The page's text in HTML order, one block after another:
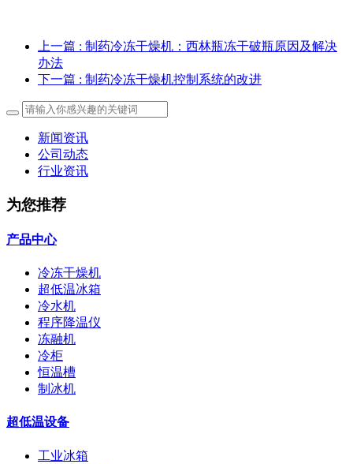
上一篇 : 制药冷冻干燥机：西林瓶冻干破瓶原因及解决
办法
下一篇 : 制药冷冻干燥机控制系统的改进
新闻资讯
公司动态
行业资讯
为您推荐
产品中心
冷冻干燥机
超低温冰箱
冷水机
程序降温仪
冻融机
冷柜
恒温槽
制冰机
超低温设备
工业冰箱